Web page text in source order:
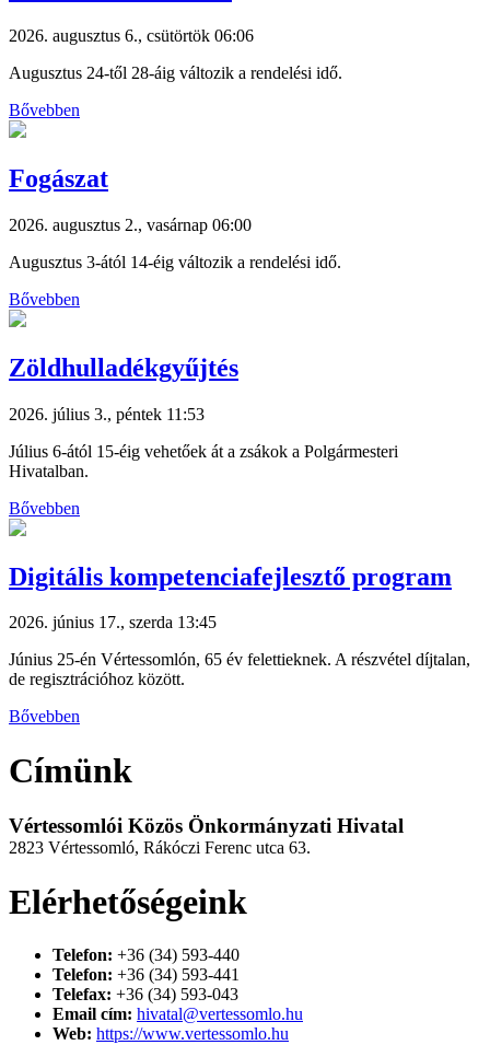
2026. augusztus 6., csütörtök 06:06
Augusztus 24-től 28-áig változik a rendelési idő.
Bővebben
Fogászat
2026. augusztus 2., vasárnap 06:00
Augusztus 3-ától 14-éig változik a rendelési idő.
Bővebben
Zöldhulladékgyűjtés
2026. július 3., péntek 11:53
Július 6-ától 15-éig vehetőek át a zsákok a Polgármesteri
Hivatalban.
Bővebben
Digitális kompetenciafejlesztő program
2026. június 17., szerda 13:45
Június 25-én Vértessomlón, 65 év felettieknek. A részvétel díjtalan,
de regisztrációhoz között.
Bővebben
Címünk
Vértessomlói Közös Önkormányzati Hivatal
2823 Vértessomló, Rákóczi Ferenc utca 63.
Elérhetőségeink
Telefon: +36 (34) 593-440
Telefon: +36 (34) 593-441
Telefax: +36 (34) 593-043
Email cím: hivatal@vertessomlo.hu
Web: https://www.vertessomlo.hu